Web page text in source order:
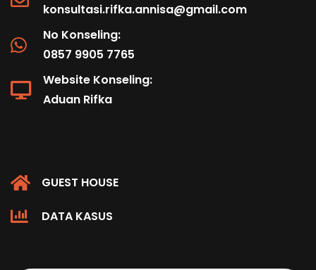
konsultasi.rifka.annisa@gmail.com
No Konseling:
0857 9905 7765
Website Konseling:
Aduan Rifka
GUEST HOUSE
DATA KASUS